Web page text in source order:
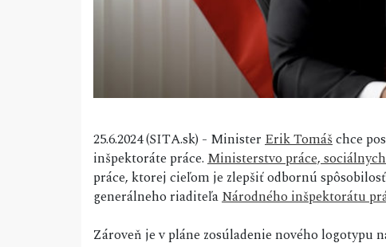
25.6.2024 (SITA.sk) - MinisterErik Tomášchce
inšpektoráte práce.Ministerstvo práce,
práce, ktorej cieľom je zlepšiť odbornú
generálneho riaditeľaNárodného inšpektorátu
Zároveň je v pláne zosúladenie nového logotypu